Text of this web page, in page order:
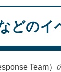
どのイ
Team）